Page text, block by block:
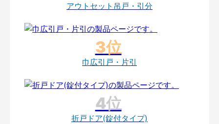
アウトセット吊戸・引分
巾広引戸・片引
折戸ドア(錠付タイプ)